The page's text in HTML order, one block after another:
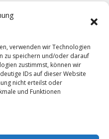
verwenden wir Technologien
zu speichern und/oder darauf
zustimmst, können wir
IDs auf dieser Website
nicht erteilst oder
und Funktionen
zu", um Facebook